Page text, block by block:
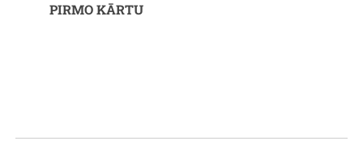
PIRMO KĀRTU